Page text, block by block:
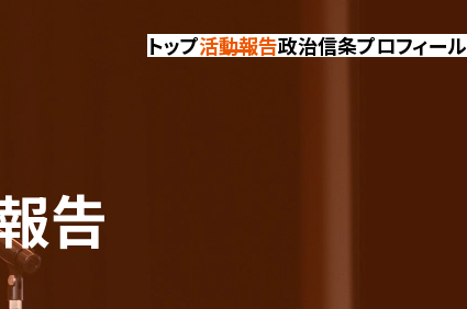
トップ活動報告政治信条プロフィール
告